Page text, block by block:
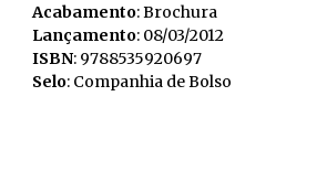
Acabamento: Brochura
Lançamento: 08/03/2012
ISBN: 9788535920697
Selo: Companhia de Bolso